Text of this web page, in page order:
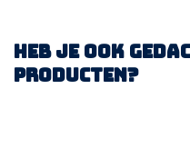
Heb je ook
producten?